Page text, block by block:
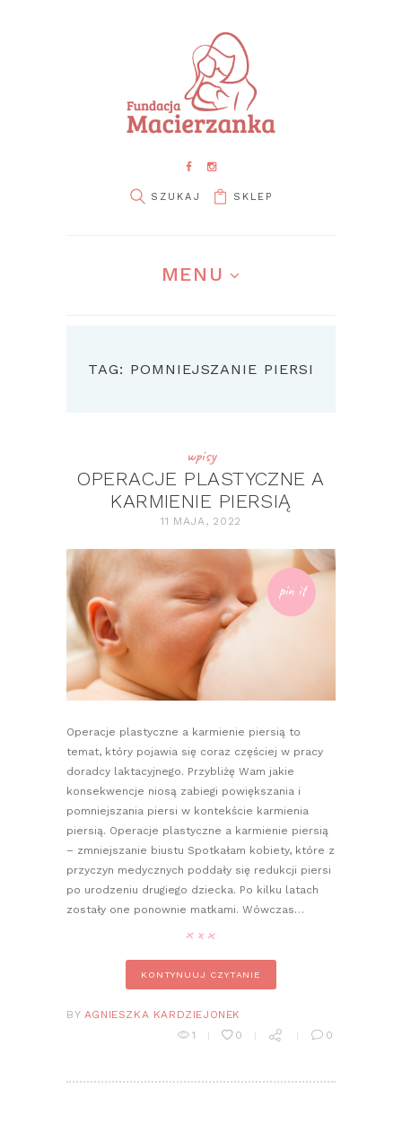
SKLEP
MENU
TAG: POMNIEJSZANIE PIERSI
wpisy
OPERACJE PLASTYCZNE A
KARMIENIE PIERSIĄ
11 MAJA, 2022
pin it
Operacje plastyczne a karmienie piersią to
temat, który pojawia się coraz częściej w pracy
doradcy laktacyjnego. Przybliżę Wam jakie
konsekwencje niosą zabiegi powiększania i
pomniejszania piersi w kontekście karmienia
piersią. Operacje plastyczne a karmienie piersią
– zmniejszanie biustu Spotkałam kobiety, które z
przyczyn medycznych poddały się redukcji piersi
po urodzeniu drugiego dziecka. Po kilku latach
zostały one ponownie matkami. Wówczas…
KONTYNUUJ CZYTANIE
BY AGNIESZKA KARDZIEJONEK
1
0 0